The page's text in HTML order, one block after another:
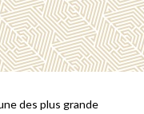
des plus grande